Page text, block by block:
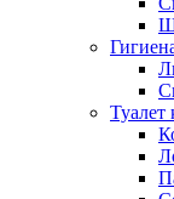
Туалет